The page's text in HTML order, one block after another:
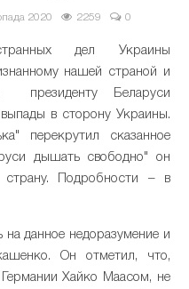
2020 2259 0
дел Украины
нашей страной и
президенту Беларуси
в сторону Украины.
перекрутил сказанное
дышать свободно" он
Подробности – в
на данное недоразумение и
Он отметил, что,
Хайко Маасом, не